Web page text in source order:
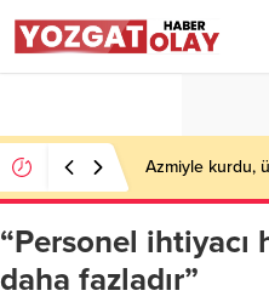
Azmiyle kurdu,
“Personel ihtiyacı
daha fazladır”